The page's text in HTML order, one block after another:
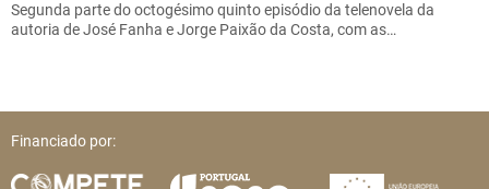
Segunda parte do octogésimo quinto episódio da telenovela da
autoria de José Fanha e Jorge Paixão da Costa, com as…
Financiado por: